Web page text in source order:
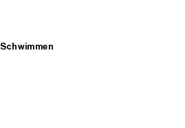
Schwimmen